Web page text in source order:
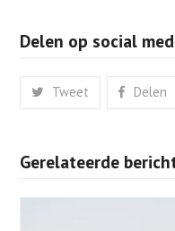
Delen op social
Tweet Delen
Gerelateerde